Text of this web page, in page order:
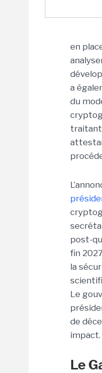
en
a
du
post-
fin
la
Le
de
impact.
Le